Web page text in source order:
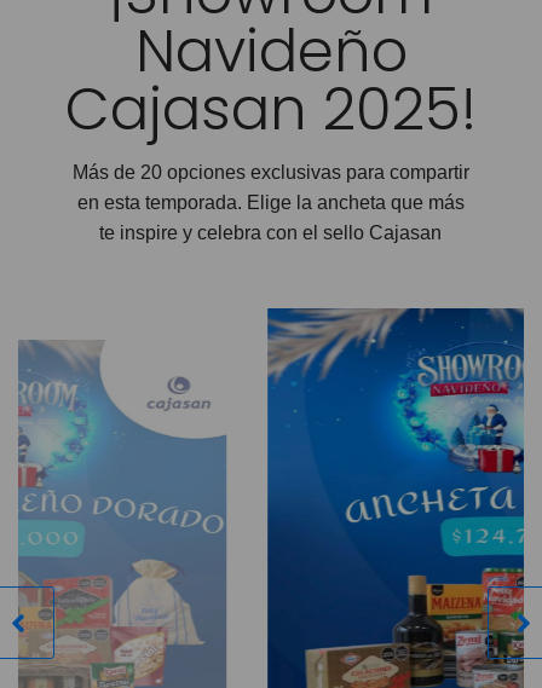
Navideño
Cajasan 2025!
Más de 20 opciones exclusivas para compartir
en esta temporada. Elige la ancheta que más
te inspire y celebra con el sello Cajasan